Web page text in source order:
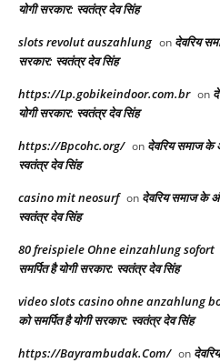
योगी सरकार: स्वतंत्र देव सिंह
slots revolut auszahlung on देवरिय
सरकार: स्वतंत्र देव सिंह
https://Lp.gobikeindoor.com.br on
योगी सरकार: स्वतंत्र देव सिंह
https://Bpcohc.org/ on देवरिय समाज के
स्वतंत्र देव सिंह
casino mit neosurf on देवरिय समाज के
स्वतंत्र देव सिंह
80 freispiele Ohne einzahlung sofort
समर्पित है योगी सरकार: स्वतंत्र देव सिंह
video slots casino ohne anzahlung
को समर्पित है योगी सरकार: स्वतंत्र देव सिंह
https://Bayrambudak.Com/ on